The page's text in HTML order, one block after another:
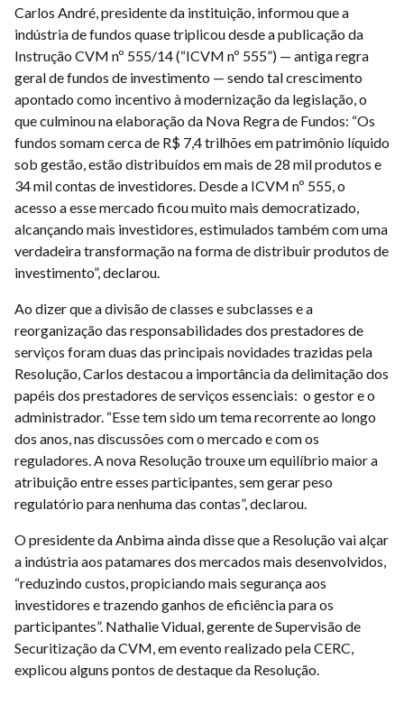
Carlos André, presidente da instituição, informou que a
indústria de fundos quase triplicou desde a publicação da
Instrução CVM nº 555/14 (“ICVM nº 555”) — antiga regra
geral de fundos de investimento — sendo tal crescimento
apontado como incentivo à modernização da legislação, o
que culminou na elaboração da Nova Regra de Fundos: “Os
fundos somam cerca de R$ 7,4 trilhões em patrimônio líquido
sob gestão, estão distribuídos em mais de 28 mil produtos e
34 mil contas de investidores. Desde a ICVM nº 555, o
acesso a esse mercado ficou muito mais democratizado,
alcançando mais investidores, estimulados também com uma
verdadeira transformação na forma de distribuir produtos de
investimento”, declarou.
Ao dizer que a divisão de classes e subclasses e a
reorganização das responsabilidades dos prestadores de
serviços foram duas das principais novidades trazidas pela
Resolução, Carlos destacou a importância da delimitação dos
papéis dos prestadores de serviços essenciais: o gestor e o
administrador. “Esse tem sido um tema recorrente ao longo
dos anos, nas discussões com o mercado e com os
reguladores. A nova Resolução trouxe um equilíbrio maior a
atribuição entre esses participantes, sem gerar peso
regulatório para nenhuma das contas”, declarou.
O presidente da Anbima ainda disse que a Resolução vai alçar
a indústria aos patamares dos mercados mais desenvolvidos,
“reduzindo custos, propiciando mais segurança aos
investidores e trazendo ganhos de eficiência para os
participantes”. Nathalie Vidual, gerente de Supervisão de
Securitização da CVM, em evento realizado pela CERC,
explicou alguns pontos de destaque da Resolução.